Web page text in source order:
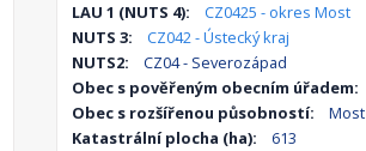
LAU 1 (NUTS 4):
CZ0425 - okres Most
NUTS 3:
CZ042 - Ústecký kraj
NUTS2:
CZ04 - Severozápad
Obec s pověřeným obecním úřadem:
Obec s rozšířenou působností:
Most
Katastrální plocha (ha):
613